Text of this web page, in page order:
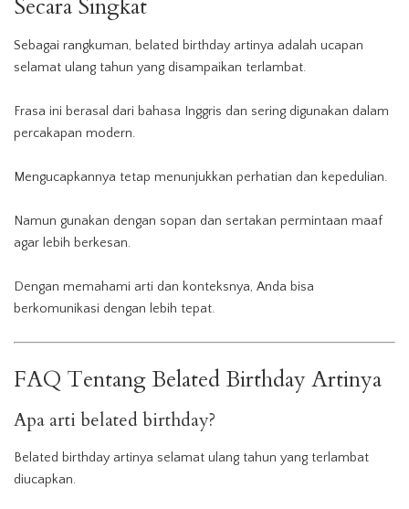
Secara Singkat
Sebagai rangkuman, belated birthday artinya adalah ucapan
selamat ulang tahun yang disampaikan terlambat.
Frasa ini berasal dari bahasa Inggris dan sering digunakan dalam
percakapan modern.
Mengucapkannya tetap menunjukkan perhatian dan kepedulian.
Namun gunakan dengan sopan dan sertakan permintaan maaf
agar lebih berkesan.
Dengan memahami arti dan konteksnya, Anda bisa
berkomunikasi dengan lebih tepat.
FAQ Tentang Belated Birthday Artinya
Apa arti belated birthday?
Belated birthday artinya selamat ulang tahun yang terlambat
diucapkan.